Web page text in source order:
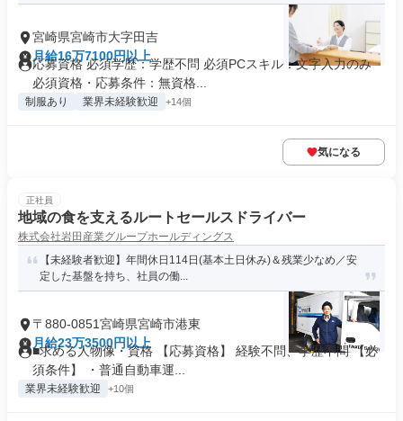
宮崎県宮崎市大字田吉
月給16万7100円以上
応募資格 必須学歴：学歴不問 必須PCスキル：文字入力のみ
必須資格・応募条件：無資格...
制服あり 業界未経験歓迎 +14個
気になる
正社員
地域の食を支えるルートセールスドライバー
株式会社岩田産業グループホールディングス
【未経験者歓迎】年間休日114日(基本土日休み)＆残業少なめ／安
定した基盤を持ち、社員の働...
〒880-0851宮崎県宮崎市港東
月給23万3500円以上
■求める人物像・資格 【応募資格】 経験不問、学歴不問 【必
須条件】 ・普通自動車運...
業界未経験歓迎 +10個